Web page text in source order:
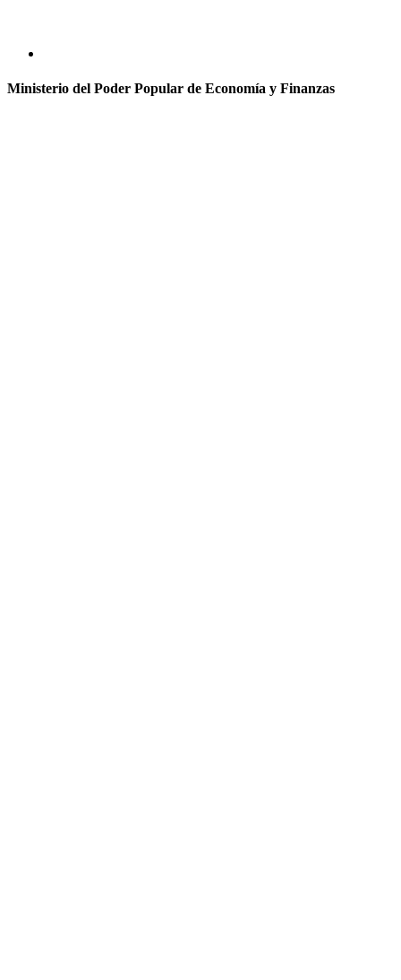
Ministerio del Poder Popular de Economía y Finanzas